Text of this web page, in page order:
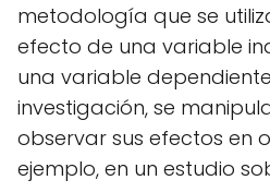
metodología que se
efecto de una variable
una variable
investigación, se
observar sus efectos en
ejemplo, en un estudio